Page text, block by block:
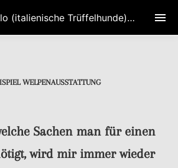
WELPENAUSSTATTUNG
Sachen man für einen
wird mir immer wieder
Lagotto Romagnolo (italienische Trüffelhunde) Zucht HIGH EMOTION in Brandenburg/Berlin